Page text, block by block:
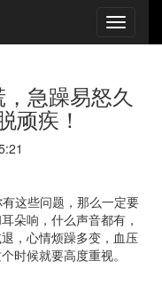
急躁易怒久
顽疾！
这些问题，那么一定要
朵响，什么声音都有，
，心情烦躁多变，血压
时候就要高度重视。